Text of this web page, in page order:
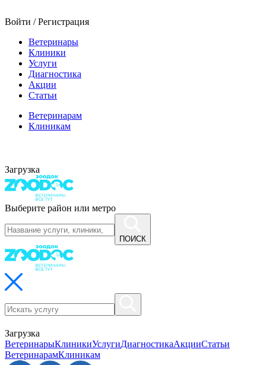
Войти / Регистрация
Ветеринары
Клиники
Услуги
Диагностика
Акции
Статьи
Ветеринарам
Клиникам
Загрузка
Выберите район или метро
ПОИСК
Загрузка
ВетеринарыКлиникиУслугиДиагностикаАкцииСтатьи
ВетеринарамКлиникам